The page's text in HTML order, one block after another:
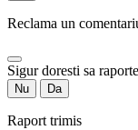
Reclama un
Sigur doresti sa
Nu Da
Raport trimis